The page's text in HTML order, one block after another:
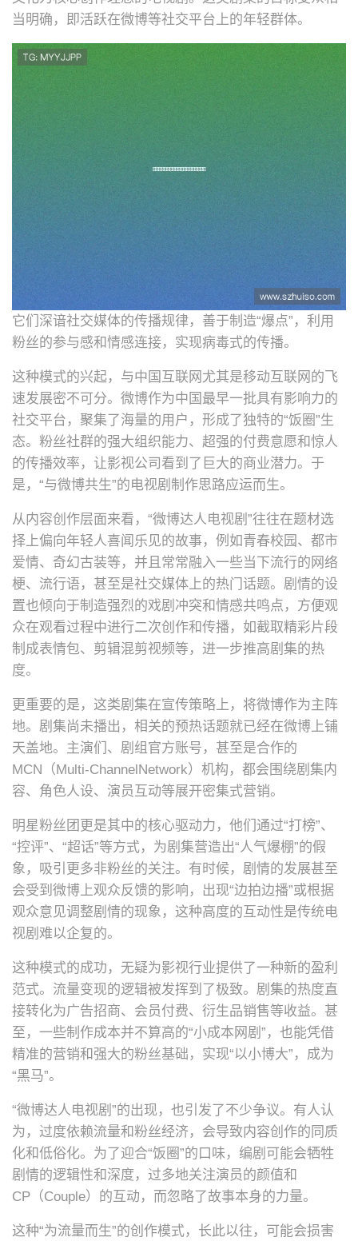
当明确，即活跃在微博等社交平台上的年轻群体。
它们深谙社交媒体的传播规律，善于制造“爆点”，利用
粉丝的参与感和情感连接，实现病毒式的传播。
这种模式的兴起，与中国互联网尤其是移动互联网的飞
速发展密不可分。微博作为中国最早一批具有影响力的
社交平台，聚集了海量的用户，形成了独特的“饭圈”生
态。粉丝社群的强大组织能力、超强的付费意愿和惊人
的传播效率，让影视公司看到了巨大的商业潜力。于
是，“与微博共生”的电视剧制作思路应运而生。
从内容创作层面来看，“微博达人电视剧”往往在题材选
择上偏向年轻人喜闻乐见的故事，例如青春校园、都市
爱情、奇幻古装等，并且常常融入一些当下流行的网络
梗、流行语，甚至是社交媒体上的热门话题。剧情的设
置也倾向于制造强烈的戏剧冲突和情感共鸣点，方便观
众在观看过程中进行二次创作和传播，如截取精彩片段
制成表情包、剪辑混剪视频等，进一步推高剧集的热
度。
更重要的是，这类剧集在宣传策略上，将微博作为主阵
地。剧集尚未播出，相关的预热话题就已经在微博上铺
天盖地。主演们、剧组官方账号，甚至是合作的
MCN（Multi-ChannelNetwork）机构，都会围绕剧集内
容、角色人设、演员互动等展开密集式营销。
明星粉丝团更是其中的核心驱动力，他们通过“打榜”、
“控评”、“超话”等方式，为剧集营造出“人气爆棚”的假
象，吸引更多非粉丝的关注。有时候，剧情的发展甚至
会受到微博上观众反馈的影响，出现“边拍边播”或根据
观众意见调整剧情的现象，这种高度的互动性是传统电
视剧难以企复的。
这种模式的成功，无疑为影视行业提供了一种新的盈利
范式。流量变现的逻辑被发挥到了极致。剧集的热度直
接转化为广告招商、会员付费、衍生品销售等收益。甚
至，一些制作成本并不算高的“小成本网剧”，也能凭借
精准的营销和强大的粉丝基础，实现“以小博大”，成为
“黑马”。
“微博达人电视剧”的出现，也引发了不少争议。有人认
为，过度依赖流量和粉丝经济，会导致内容创作的同质
化和低俗化。为了迎合“饭圈”的口味，编剧可能会牺牲
剧情的逻辑性和深度，过多地关注演员的颜值和
CP（Couple）的互动，而忽略了故事本身的力量。
这种“为流量而生”的创作模式，长此以往，可能会损害